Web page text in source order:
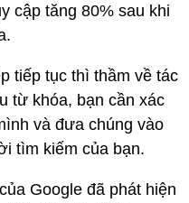
cập tăng 80% sau khi
tiếp tục thì thầm về tác
từ khóa, bạn cần xác
và đưa chúng vào
tìm kiếm của bạn.
Google đã phát hiện